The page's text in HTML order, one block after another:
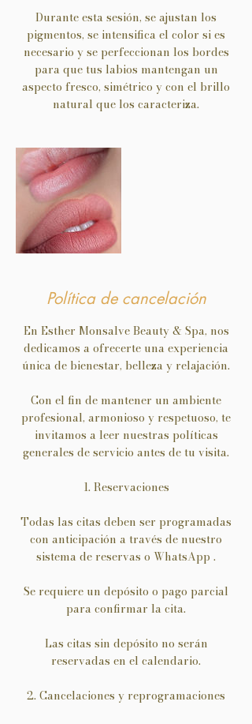
Durante esta sesión, se ajustan los
pigmentos, se intensifica el color si es
necesario y se perfeccionan los bordes
para que tus labios mantengan un
aspecto fresco, simétrico y con el brillo
natural que los caracteriza.
Política de cancelación
En Esther Monsalve Beauty & Spa, nos
dedicamos a ofrecerte una experiencia
única de bienestar, belleza y relajación.
Con el fin de mantener un ambiente
profesional, armonioso y respetuoso, te
invitamos a leer nuestras políticas
generales de servicio antes de tu visita.
1. Reservaciones
Todas las citas deben ser programadas
con anticipación a través de nuestro
sistema de reservas o WhatsApp .
Se requiere un depósito o pago parcial
para confirmar la cita.
Las citas sin depósito no serán
reservadas en el calendario.
2. Cancelaciones y reprogramaciones